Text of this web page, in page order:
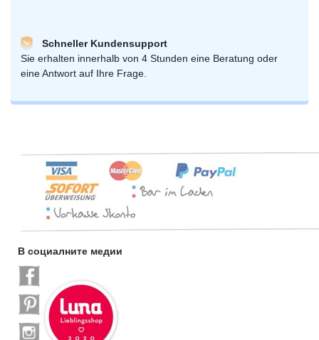
Schneller Kundensupport
Sie erhalten innerhalb von 4 Stunden eine Beratung oder
eine Antwort auf Ihre Frage.
В социалните медии